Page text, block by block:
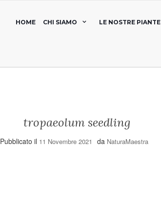
HOME CHI SIAMO LE NOSTRE PIANTE
tropaeolum seedling
Pubblicato il 11 Novembre 2021 da NaturaMaestra